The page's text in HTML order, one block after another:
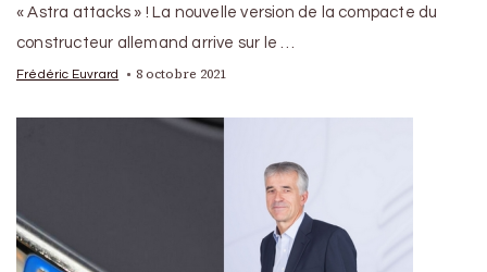
« Astra attacks » ! La nouvelle version de la compacte du
constructeur allemand arrive sur le …
Frédéric Euvrard 8 octobre 2021